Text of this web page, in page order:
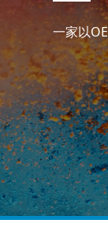
一家以OE